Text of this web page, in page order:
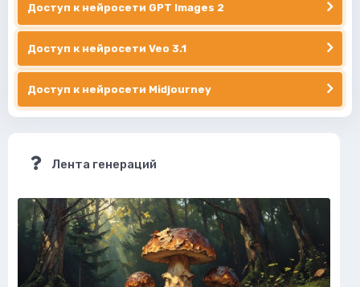
Доступ к нейросети GPT Images 2
Доступ к нейросети Veo 3.1
Доступ к нейросети Midjourney
Лента генераций